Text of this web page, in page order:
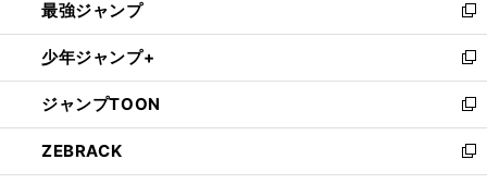
ド
ウ
で
開
く
ィ
ン
ド
ウ
で
開
く
い
ウ
ィ
ン
ド
ウ
で
開
最強ジャンプ
新
し
い
ウ
ィ
ン
ド
ウ
少年ジャンプ+
新
し
い
ウ
ィ
ン
ジャンプTOON
新
し
い
ウ
ZEBRACK
新
し